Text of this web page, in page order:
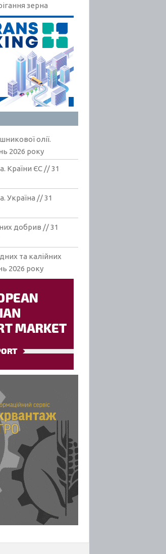
зерна
олії.
2026 року
Країни ЄС // 31
Україна // 31
добрив // 31
та калійних
2026 року